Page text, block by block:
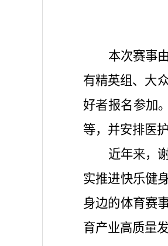
本次赛事由
有精英组、大众
好者报名参加
等，并安排医
近年来，
实推进快乐健
身边的体育赛
育产业高质量发